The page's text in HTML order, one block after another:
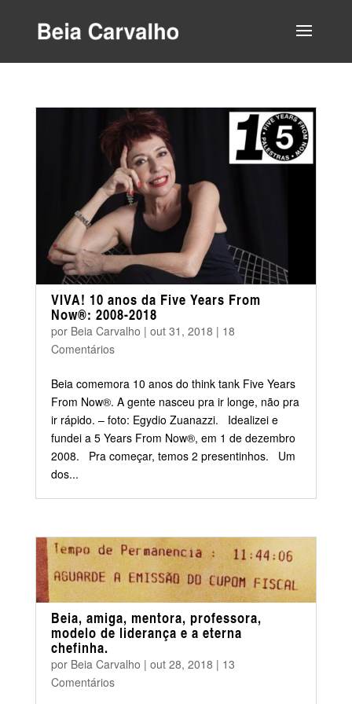
VIVA! 10 anos da Five Years From
Now®: 2008-2018
por Beia Carvalho | out 31, 2018 | 18
Comentários
Beia comemora 10 anos do think tank Five Years
From Now®. A gente nasceu pra ir longe, não pra
ir rápido. – foto: Egydio Zuanazzi. Idealizei e
fundei a 5 Years From Now®, em 1 de dezembro
2008. Pra começar, temos 2 presentinhos. Um
dos...
Beia, amiga, mentora, professora,
modelo de liderança e a eterna
chefinha.
por Beia Carvalho | out 28, 2018 | 13
Comentários